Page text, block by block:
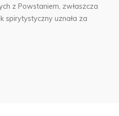
z Powstaniem, zwłaszcza
spirytystyczny uznała za